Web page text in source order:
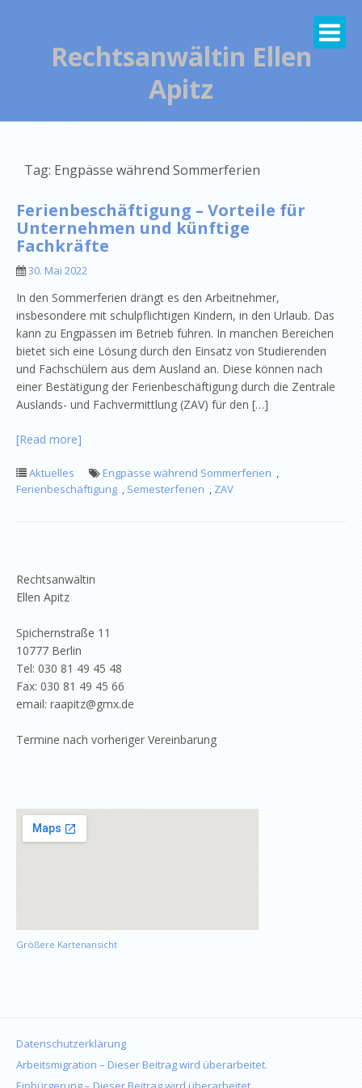
Rechtsanwältin Ellen
Apitz
Tag: Engpässe während Sommerferien
Ferienbeschäftigung – Vorteile für
Unternehmen und künftige
Fachkräfte
30. Mai 2022
In den Sommerferien drängt es den Arbeitnehmer,
insbesondere mit schulpflichtigen Kindern, in den Urlaub. Das
kann zu Engpässen im Betrieb führen. In manchen Bereichen
bietet sich eine Lösung durch den Einsatz von Studierenden
und Fachschülern aus dem Ausland an. Diese können nach
einer Bestätigung der Ferienbeschäftigung durch die Zentrale
Auslands- und Fachvermittlung (ZAV) für den […]
[Read more]
Aktuelles Engpässe während Sommerferien ,
Ferienbeschäftigung ,Semesterferien ,ZAV
Rechtsanwältin
Ellen Apitz
Spichernstraße 11
10777 Berlin
Tel: 030 81 49 45 48
Fax: 030 81 49 45 66
email: raapitz@gmx.de
Termine nach vorheriger Vereinbarung
Größere Kartenansicht
Datenschutzerklärung
Arbeitsmigration – Dieser Beitrag wird überarbeitet.